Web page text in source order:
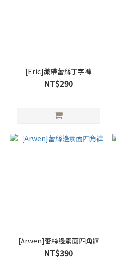
[Eric]織帶蕾絲丁字褲
NT$290
[Arwen]蕾絲邊素面四角褲
NT$390